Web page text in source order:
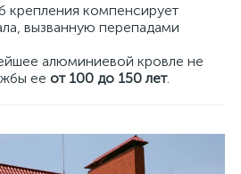
крепления компенсирует
вызванную перепадами
алюминиевой кровле не
ее от 100 до 150 лет.